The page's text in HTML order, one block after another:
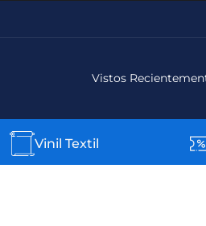
Vistos
Vinil Textil